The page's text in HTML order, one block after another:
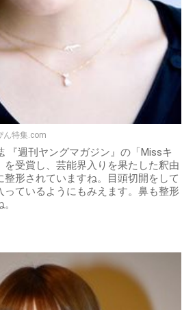
ん特集.com
『週刊ヤングマガジン』の「Missキ
を受賞し、芸能界入りを果たした釈由
整形されていますね。目頭切開をして
っているようにもみえます。鼻も整形